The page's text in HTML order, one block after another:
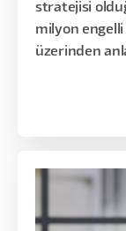
stratejisi
milyon
üzerinden